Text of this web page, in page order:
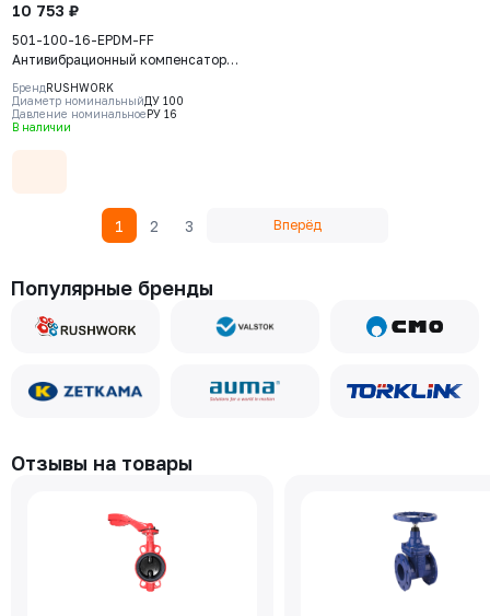
10 753 ₽
501-100-16-EPDM-FF
Антивибрационный компенсатор
фланцевый Rushwork, DN100
PN16, Т макс 110С
БрендRUSHWORK
Диаметр номинальныйДУ 100
Давление номинальноеРУ 16
В наличии
1 2 3 Вперёд
Популярные бренды
Отзывы на товары